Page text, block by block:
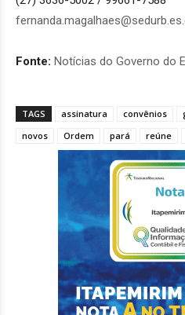
Fonte: Notícias do Governo do
TAGS assinatura convênios
novos
Ordem pará reúne